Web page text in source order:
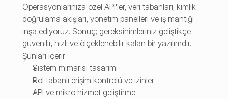
Operasyonlarınıza özel API'ler, veri tabanları, kimlik
doğrulama akışları, yönetim panelleri ve iş mantığı
inşa ediyoruz. Sonuç; gereksinimleriniz geliştikçe
güvenilir, hızlı ve ölçeklenebilir kalan bir yazılımdır.
Şunları içerir:
Sistem mimarisi tasarımı
Rol tabanlı erişim kontrolü ve izinler
API ve mikro hizmet geliştirme